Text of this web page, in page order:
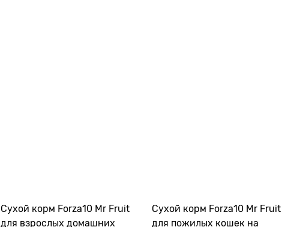
Сухой корм Forza10 Mr Fruit
для взрослых домашних
Сухой корм Forza10 Mr Fruit
для пожилых кошек на